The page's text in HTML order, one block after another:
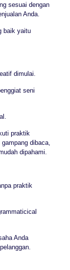
sesuai dengan
Anda.
baik yaitu
dimulai.
seni
praktik
dibaca,
dipahami.
praktik
Anda